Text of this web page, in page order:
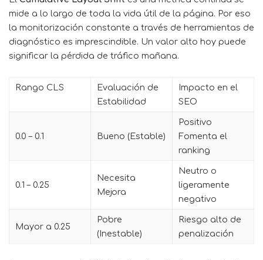
mide a lo largo de toda la vida útil de la página. Por eso
la monitorización constante a través de herramientas de
diagnóstico es imprescindible. Un valor alto hoy puede
significar la pérdida de tráfico mañana.
Rango CLS
Evaluación de
Estabilidad
Impacto en el
SEO
0.0 – 0.1 Bueno (Estable)
Positivo
Fomenta el
ranking
0.1 – 0.25
Necesita
Mejora
Neutro o
ligeramente
negativo
Mayor a 0.25
Pobre
(Inestable)
Riesgo alto de
penalización